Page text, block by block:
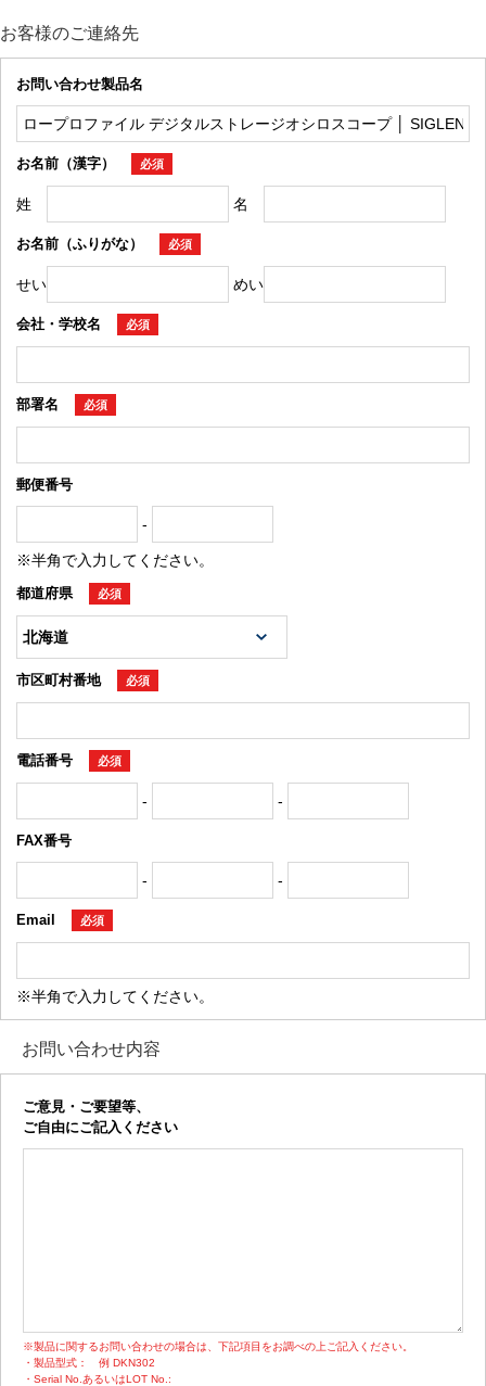
お客様のご連絡先
お問い合わせ製品名
お名前（漢字） 必須
姓 名
お名前（ふりがな） 必須
せい めい
会社・学校名 必須
部署名 必須
郵便番号
-
※半角で入力してください。
都道府県 必須
市区町村番地 必須
電話番号 必須
- -
FAX番号
- -
Email 必須
※半角で入力してください。
お問い合わせ内容
ご意見・ご要望等、
ご自由にご記入ください
※製品に関するお問い合わせの場合は、下記項目をお調べの上ご記入ください。
・製品型式：
例 DKN302
・Serial No.あるいはLOT No.: